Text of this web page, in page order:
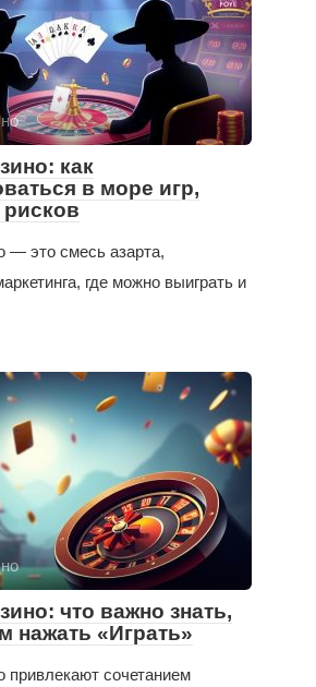
как
в море игр,
— это смесь азарта,
где можно выиграть и
что важно знать,
нажать «Играть»
привлекают сочетанием